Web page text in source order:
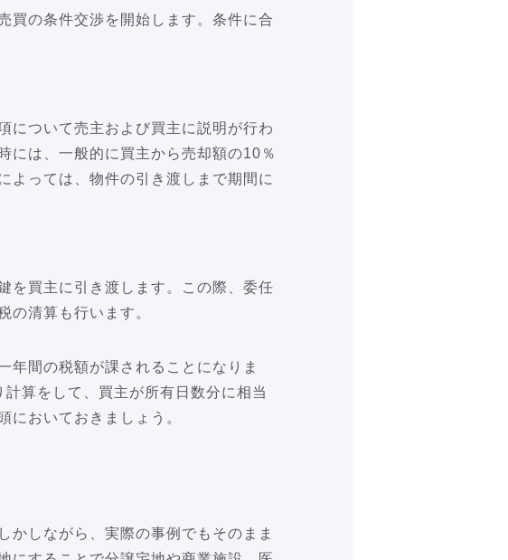
買の条件交渉を開始します。条件に合
について売主および買主に説明が行わ
には、一般的に買主から売却額の10％
よっては、物件の引き渡しまで期間に
を買主に引き渡します。この際、委任
の清算も行います。
年間の税額が課されることになりま
算をして、買主が所有日数分に相当
においておきましょう。
かしながら、実際の事例でもそのまま